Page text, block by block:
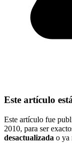
Este artículo
Este artículo fue
2010, para ser
desactualizada o ya